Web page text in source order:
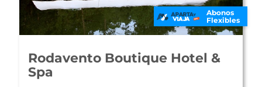
Abonos
Flexibles
Hotel Mesón de Leyendas
Breakfast and Downtown